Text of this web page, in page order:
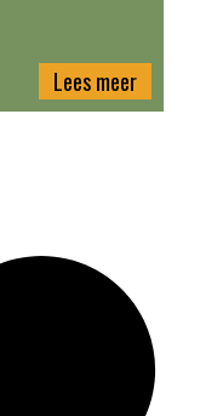
Lees meer